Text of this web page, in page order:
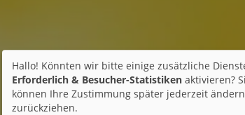
Hallo! Könnten wir bitte einige zusätzliche
Erforderlich & Besucher-Statistiken aktivieren?
können Ihre Zustimmung später jederzeit
zurückziehen.